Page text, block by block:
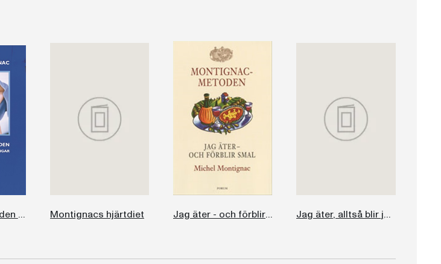
Montignacmetoden för barn och tonåringar Montignacs hjärtdiet Jag äter - och förblir smal Jag äter, alltså blir jag smal